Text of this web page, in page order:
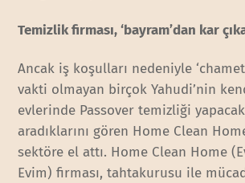
Temizlik firması, ‘bayram’dan kar
Ancak iş koşulları nedeniyle
vakti olmayan birçok Yahudi’nin
evlerinde Passover temizliği
aradıklarını gören Home Clean
sektöre el attı. Home Clean Home
Evim) firması, tahtakurusu ile